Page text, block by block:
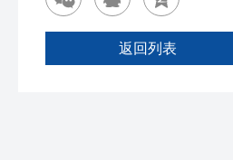
返回列表